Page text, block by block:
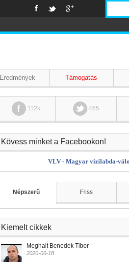
Eredmények Támogatás
112k 465
Kövess minket a Facebookon!
VLV - Magyar vízilabda-
Népszerű Friss
Kiemelt cikkek
Meghalt Benedek Tibor
2020-06-18